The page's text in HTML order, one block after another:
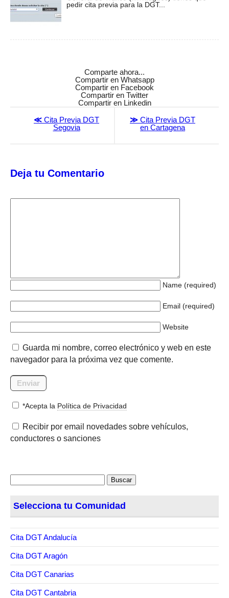
pedir cita previa para la DGT...
Comparte ahora...
Compartir en Whatsapp
Compartir en Facebook
Compartir en Twitter
Compartir en Linkedin
≫ Cita Previa DGT
en Cartagena
≪ Cita Previa DGT
Segovia
Deja tu Comentario
Name (required)
Email (required)
Website
Guarda mi nombre, correo electrónico y web en este
navegador para la próxima vez que comente.
*Acepta la Política de Privacidad
Recibir por email novedades sobre vehículos,
conductores o sanciones
Selecciona tu Comunidad
Cita DGT Andalucía
Cita DGT Aragón
Cita DGT Canarias
Cita DGT Cantabria